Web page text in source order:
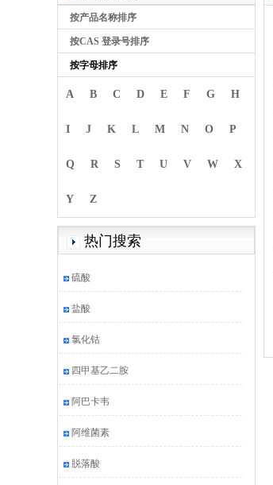
按产品名称排序
按CAS 登录号排序
按字母排序
A B C D E F G H
I J K L M N O P
Q R S T U V W X
Y Z
热门搜索
硫酸
盐酸
氯化钴
四甲基乙二胺
阿巴卡韦
阿维菌素
脱落酸